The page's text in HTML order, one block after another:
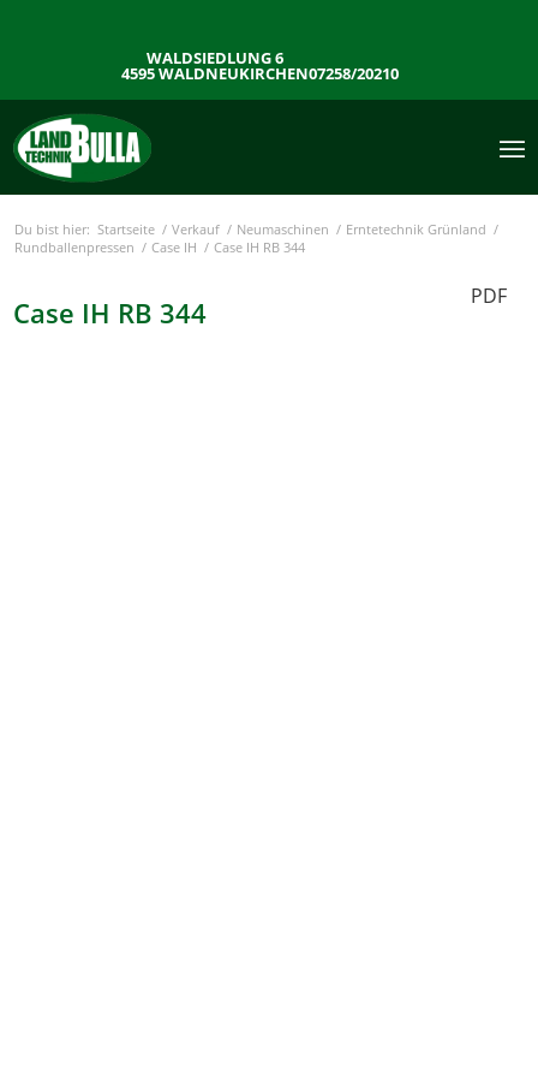
WALDSIEDLUNG 6
4595 WALDNEUKIRCHEN07258/20210
Du bist hier: Startseite / Verkauf / Neumaschinen / Erntetechnik Grünland /
Rundballenpressen / Case IH / Case IH RB 344
Case IH RB 344 PDF